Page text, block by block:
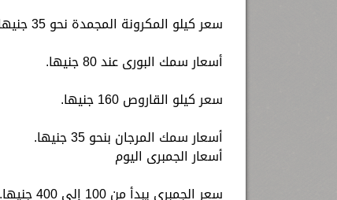
سعر كيلو المكرونة المجمدة نحو 35 جنيها.
أسعار سمك البورى عند 80 جنيها.
سعر كيلو القاروص 160 جنيها.
أسعار سمك المرجان بنحو 35 جنيها.
أسعار الجمبرى اليوم
سعر الجمبري يبدأ من 100 إلى 400 جنيها.